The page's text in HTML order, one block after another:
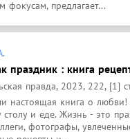
фокусам, предлагает...
праздник : книга
правда, 2023, 222, [1]
настоящая книга о
столу и еде. Жизнь - это
фотографы,